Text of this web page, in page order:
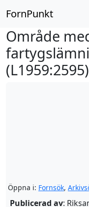
FornPunkt
Område
(L1959:2595)
Öppna i: Fornsök,
Publicerad av: